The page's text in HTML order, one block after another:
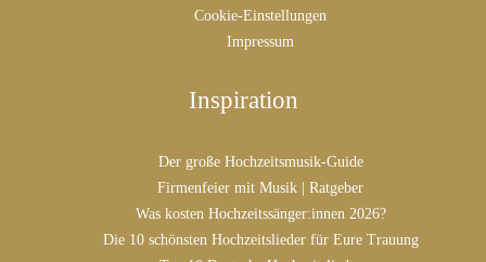
Cookie-Einstellungen
Impressum
Inspiration
Der große Hochzeitsmusik-Guide
Firmenfeier mit Musik | Ratgeber
Was kosten Hochzeitssänger:innen 2026?
Die 10 schönsten Hochzeitslieder für Eure Trauung